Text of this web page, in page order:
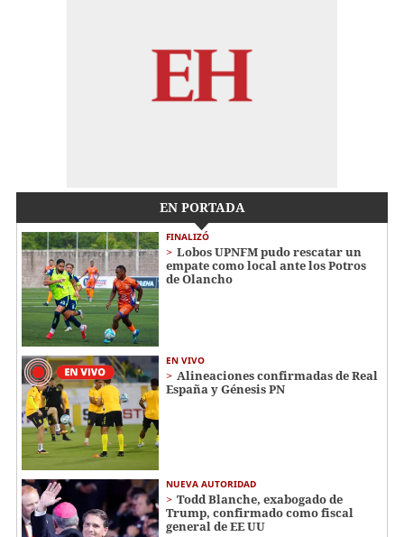
EN PORTADA
FINALIZÓ
Lobos UPNFM pudo rescatar un
empate como local ante los Potros
de Olancho
EN VIVO
Alineaciones confirmadas de Real
España y Génesis PN
NUEVA AUTORIDAD
Todd Blanche, exabogado de
Trump, confirmado como fiscal
general de EE UU